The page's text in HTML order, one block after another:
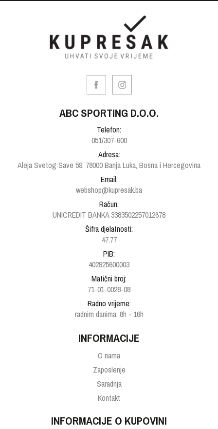
ABC SPORTING D.O.O.
Telefon:
051/307-600
Adresa:
Aleja Svetog Save 59, 78000 Banja Luka, Bosna i Hercegovina
Email:
webshop@kupresak.ba
Račun:
UNICREDIT BANKA 3383502257012678
Šifra djelatnosti:
47.77
PIB:
402925600003
Matični broj:
71-01-0028-08
Radno vrijeme:
radnim danima: 8h - 16h
INFORMACIJE
O nama
Zaposlenje
Saradnja
Kontakt
INFORMACIJE O KUPOVINI